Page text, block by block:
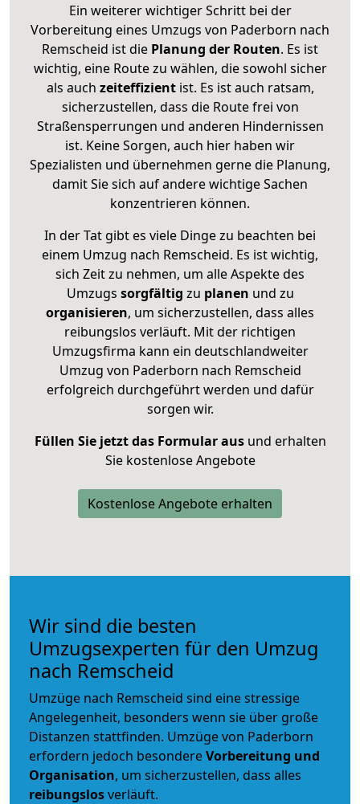
Ein weiterer wichtiger Schritt bei der
Vorbereitung eines Umzugs von Paderborn nach
Remscheid ist die Planung der Routen. Es ist
wichtig, eine Route zu wählen, die sowohl sicher
als auch zeiteffizientist. Es ist auch ratsam,
sicherzustellen, dass die Route frei von
Straßensperrungen und anderen Hindernissen
ist. Keine Sorgen, auch hier haben wir
Spezialisten und übernehmen gerne die Planung,
damit Sie sich auf andere wichtige Sachen
konzentrieren können.
In der Tat gibt es viele Dinge zu beachten bei
einem Umzug nach Remscheid. Es ist wichtig,
sich Zeit zu nehmen, um alle Aspekte des
Umzugs sorgfältig zu planen und zu
organisieren, um sicherzustellen, dass alles
reibungslos verläuft. Mit der richtigen
Umzugsfirma kann ein deutschlandweiter
Umzug von Paderborn nach Remscheid
erfolgreich durchgeführt werden und dafür
sorgen wir.
Füllen Sie jetzt das Formular ausund erhalten
Sie kostenlose Angebote
Kostenlose Angebote erhalten
Wir sind die besten
Umzugsexperten für den Umzug
nach Remscheid
Umzüge nach Remscheid sind eine stressige
Angelegenheit, besonders wenn sie über große
Distanzen stattfinden. Umzüge von Paderborn
erfordern jedoch besondereVorbereitung und
Organisation, um sicherzustellen, dass alles
reibungslosverläuft.